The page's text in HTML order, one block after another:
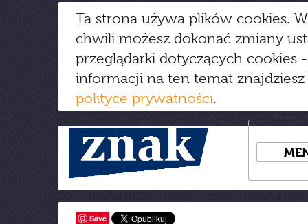
Ta strona używa plików cookies.
chwili możesz dokonać zmiany
przeglądarki dotyczących cookies
informacji na ten temat
polityce prywatności.
Save